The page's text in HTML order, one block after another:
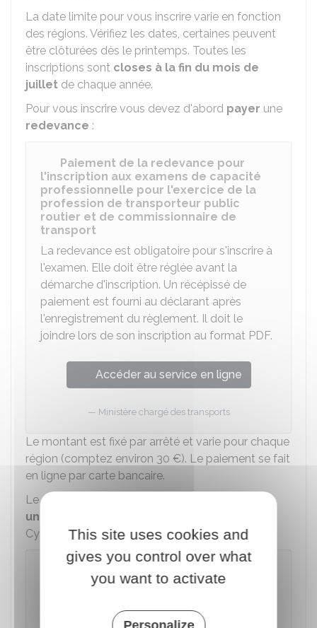
La date limite pour vous inscrire varie en fonction
des régions. Vérifiez les dates, certaines peuvent
être clôturées dès le printemps. Toutes les
inscriptions sont closes à la fin du mois de
juillet de chaque année.
Pour vous inscrire vous devez d'abord payer une
redevance :
Paiement de la redevance pour
l'inscription aux examens de capacité
professionnelle pour l'exercice de la
profession de transporteur public
routier et de commissionnaire de
transport
La redevance est obligatoire pour s'inscrire à
l'examen. Elle doit être réglée avant la
démarche d'inscription. Un récépissé de
paiement est fourni au déclarant après
l'enregistrement du règlement. Il doit le
joindre lors de son inscription au format PDF.
Accéder au service en ligne
Ministère chargé des transports
Le montant est fixé par arrêté et varie pour chaque
région (comptez environ 30 €). Le paiement se fait
en ligne par carte bancaire.
Ledossier complet d'inscription
uniquement en ligne
Cyclades du ministère de l'Éducation nationale.
À noter
En cas d'impossibilité pour s'inscrire par
demande écrite de pré-inscription auprès du
This site uses cookies and
gives you control over what
you want to activate
Personalize